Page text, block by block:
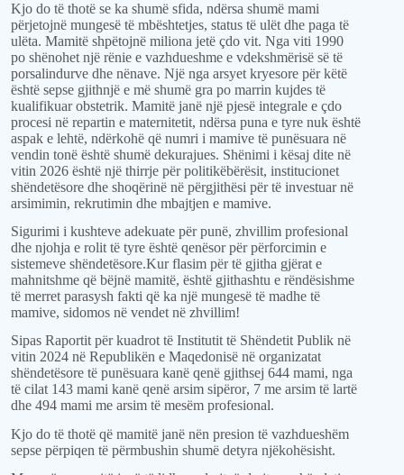
Kjo do të thotë se ka shumë sfida, ndërsa shumë mami
përjetojnë mungesë të mbështetjes, status të ulët dhe paga të
ulëta. Mamitë shpëtojnë miliona jetë çdo vit. Nga viti 1990
po shënohet një rënie e vazhdueshme e vdekshmërisë së të
porsalindurve dhe nënave. Një nga arsyet kryesore për këtë
është sepse gjithnjë e më shumë gra po marrin kujdes të
kualifikuar obstetrik. Mamitë janë një pjesë integrale e çdo
procesi në repartin e maternitetit, ndërsa puna e tyre nuk është
aspak e lehtë, ndërkohë që numri i mamive të punësuara në
vendin tonë është shumë dekurajues. Shënimi i kësaj dite në
vitin 2026 është një thirrje për politikëbërësit, institucionet
shëndetësore dhe shoqërinë në përgjithësi për të investuar në
arsimimin, rekrutimin dhe mbajtjen e mamive.
Sigurimi i kushteve adekuate për punë, zhvillim profesional
dhe njohja e rolit të tyre është qenësor përpërforcimin e
sistemeve shëndetësore.Kurflasim për të gjitha gjërat e
mahnitshme që bëjnë mamitë, është gjithashtu e rëndësishme
të merret parasysh fakti që ka një mungesë të madhe të
mamive, sidomos në vendet në zhvillim!
Sipas Raportitpër kuadrottë Institutit të Shëndetit Publik në
vitin 2024 në Republikën e Maqedonisë në organizatat
shëndetësore të punësuara kanë qenë gjithsej 644 mami, nga
të cilat 143 mami kanë qenë arsim sipëror, 7 me arsim të lartë
dhe 494 mami me arsim të mesëm profesional.
Kjo do të thotë që mamitë janë nën presion të vazhdueshëm
sepse përpiqen të përmbushin shumë detyra njëkohësisht.